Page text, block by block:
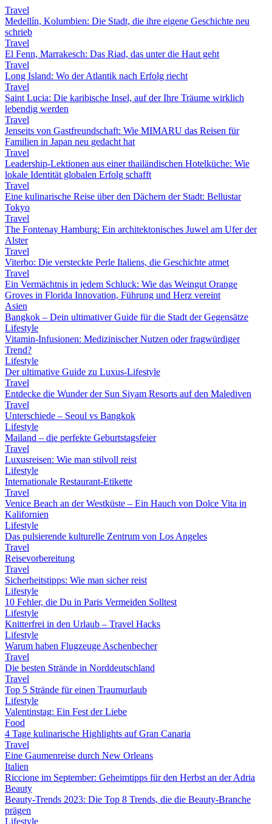
Travel
Medellín, Kolumbien: Die Stadt, die ihre eigene Geschichte neu
schrieb
Travel
El Fenn, Marrakesch: Das Riad, das unter die Haut geht
Travel
Long Island: Wo der Atlantik nach Erfolg riecht
Travel
Saint Lucia: Die karibische Insel, auf der Ihre Träume wirklich
lebendig werden
Travel
Jenseits von Gastfreundschaft: Wie MIMARU das Reisen für
Familien in Japan neu gedacht hat
Travel
Leadership-Lektionen aus einer thailändischen Hotelküche: Wie
lokale Identität globalen Erfolg schafft
Travel
Eine kulinarische Reise über den Dächern der Stadt: Bellustar
Tokyo
Travel
The Fontenay Hamburg: Ein architektonisches Juwel am Ufer der
Alster
Travel
Viterbo: Die versteckte Perle Italiens, die Geschichte atmet
Travel
Ein Vermächtnis in jedem Schluck: Wie das Weingut Orange
Groves in Florida Innovation, Führung und Herz vereint
Asien
Bangkok – Dein ultimativer Guide für die Stadt der Gegensätze
Lifestyle
Vitamin-Infusionen: Medizinischer Nutzen oder fragwürdiger
Trend?
Lifestyle
Der ultimative Guide zu Luxus-Lifestyle
Travel
Entdecke die Wunder der Sun Siyam Resorts auf den Malediven
Travel
Unterschiede – Seoul vs Bangkok
Lifestyle
Mailand – die perfekte Geburtstagsfeier
Travel
Luxusreisen: Wie man stilvoll reist
Lifestyle
Internationale Restaurant-Etikette
Travel
Venice Beach an der Westküste – Ein Hauch von Dolce Vita in
Kalifornien
Lifestyle
Das pulsierende kulturelle Zentrum von Los Angeles
Travel
Reisevorbereitung
Travel
Sicherheitstipps: Wie man sicher reist
Lifestyle
10 Fehler, die Du in Paris Vermeiden Solltest
Lifestyle
Knitterfrei in den Urlaub – Travel Hacks
Lifestyle
Warum haben Flugzeuge Aschenbecher
Travel
Die besten Strände in Norddeutschland
Travel
Top 5 Strände für einen Traumurlaub
Lifestyle
Valentinstag: Ein Fest der Liebe
Food
4 Tage kulinarische Highlights auf Gran Canaria
Travel
Eine Gaumenreise durch New Orleans
Italien
Riccione im September: Geheimtipps für den Herbst an der Adria
Beauty
Beauty-Trends 2023: Die Top 8 Trends, die die Beauty-Branche
prägen
Lifestyle